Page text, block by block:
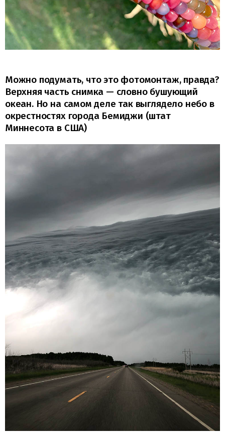
Можно подумать, что это фотомонтаж, правда?
Верхняя часть снимка — словно бушующий
океан. Но на самом деле так выглядело небо в
окрестностях города Бемиджи (штат
Миннесота в США)